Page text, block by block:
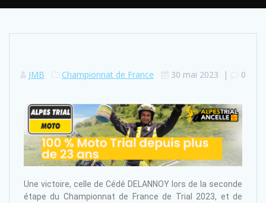
JMB Championnat de France 30 mai 2023 | 0
Une victoire, celle de Cédé DELANNOY lors de la seconde
étape du Championnat de France de Trial 2023, et de